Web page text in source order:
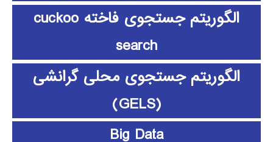
الگوریتم جستجوی فاخته cuckoo
search
الگوریتم جستجوی محلی گرانشی
(GELS)
Big Data